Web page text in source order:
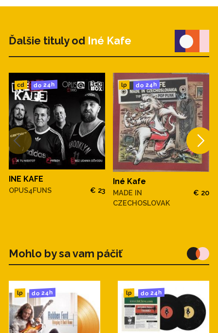
Ďalšie tituly od Iné Kafe
cd do 24h
INE KAFE
OPUS4FUNS € 23
lp do 24h
Iné Kafe
MADE IN
CZECHOSLOVAK
€ 20
Mohlo by sa vam páčiť
lp do 24h lp do 24h